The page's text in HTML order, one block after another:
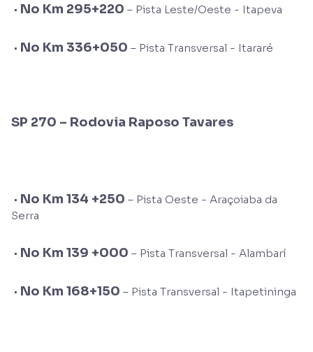
· No Km 295+220 – Pista Leste/Oeste - Itapeva
· No Km 336+050 – Pista Transversal - Itararé
SP 270 – Rodovia Raposo Tavares
· No Km 134 +250 – Pista Oeste - Araçoiaba da
Serra
· No Km 139 +000 – Pista Transversal - Alambarí
· No Km 168+150 – Pista Transversal - Itapetininga